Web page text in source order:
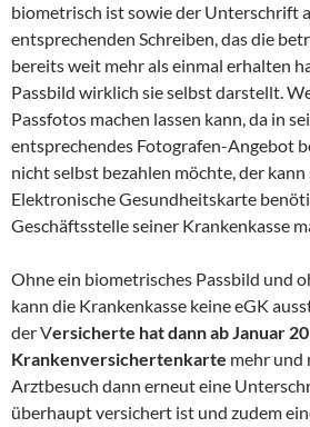
biometrisch ist sowie der Unterschrift
entsprechenden Schreiben, das die
bereits weit mehr als einmal erhalten
Passbild wirklich sie selbst darstellt.
Passfotos machen lassen kann, da in
entsprechendes Fotografen-Angebot
nicht selbst bezahlen möchte, der
Elektronische Gesundheitskarte
Geschäftsstelle seiner Krankenkasse
Ohne ein biometrisches Passbild und
kann die Krankenkasse keine eGK
der Versicherte hat dann ab Januar
Krankenversichertenkarte mehr und
Arztbesuch dann erneut eine
überhaupt versichert ist und zudem